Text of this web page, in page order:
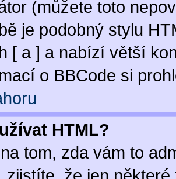
(můžete toto
je podobný stylu
[ a ] a nabízí větší
o BBCode si
HTML?
tom, zda vám to